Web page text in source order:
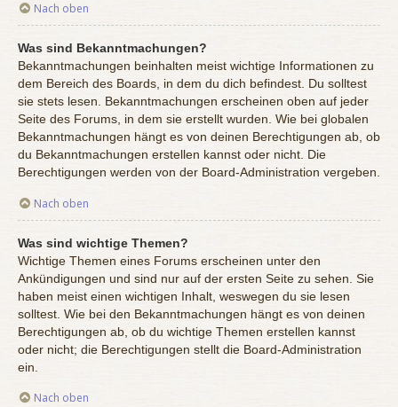
Nach oben
Was sind Bekanntmachungen?
Bekanntmachungen beinhalten meist wichtige Informationen zu
dem Bereich des Boards, in dem du dich befindest. Du solltest
sie stets lesen. Bekanntmachungen erscheinen oben auf jeder
Seite des Forums, in dem sie erstellt wurden. Wie bei globalen
Bekanntmachungen hängt es von deinen Berechtigungen ab, ob
du Bekanntmachungen erstellen kannst oder nicht. Die
Berechtigungen werden von der Board-Administration vergeben.
Nach oben
Was sind wichtige Themen?
Wichtige Themen eines Forums erscheinen unter den
Ankündigungen und sind nur auf der ersten Seite zu sehen. Sie
haben meist einen wichtigen Inhalt, weswegen du sie lesen
solltest. Wie bei den Bekanntmachungen hängt es von deinen
Berechtigungen ab, ob du wichtige Themen erstellen kannst
oder nicht; die Berechtigungen stellt die Board-Administration
ein.
Nach oben